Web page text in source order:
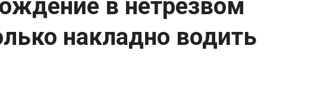
в нетрезвом
накладно водить